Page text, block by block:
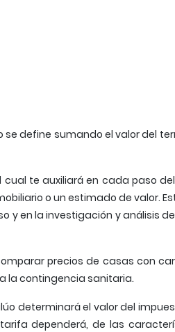
define sumando el valor del
te auxiliará en cada paso
o un estimado de valor.
y en la investigación y análisis
precios de casas con
la contingencia sanitaria.
determinará el valor del
tarifa dependerá, de las